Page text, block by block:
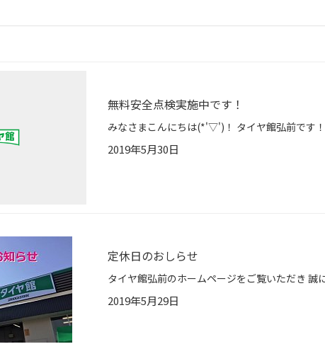
無料安全点検実施中です！
2019年5月30日
定休日のおしらせ
2019年5月29日